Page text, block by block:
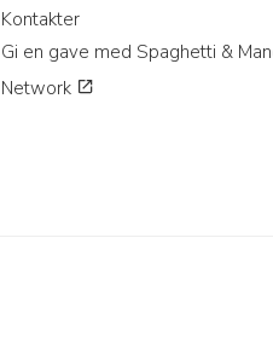
Kontakter
Gi en gave med Spaghetti &
Network